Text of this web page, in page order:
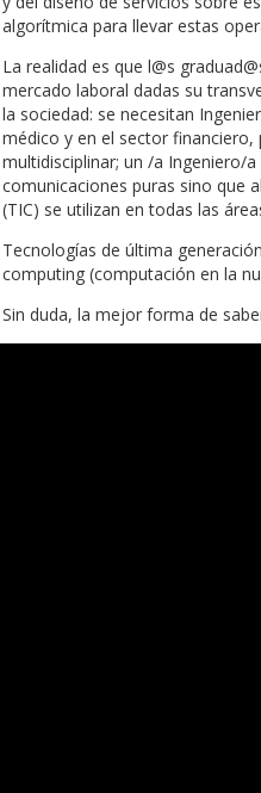
algorítmica para llevar estas
La realidad es que l@s
mercado laboral dadas su
la sociedad: se necesitan
médico y en el sector
multidisciplinar; un /a Ingeniero/
comunicaciones puras sino que
(TIC) se utilizan en todas las
Tecnologías de última
computing (computación en la
Sin duda, la mejor forma de